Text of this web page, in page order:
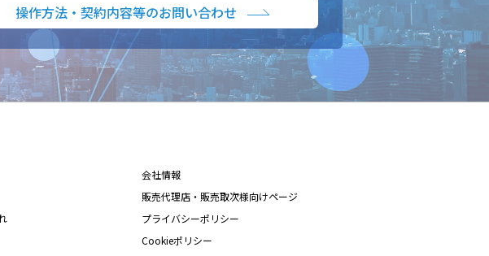
操作方法・契約内容等のお問い合わせ
会社情報
販売代理店・販売取次様向けページ
プライバシーポリシー
Cookieポリシー